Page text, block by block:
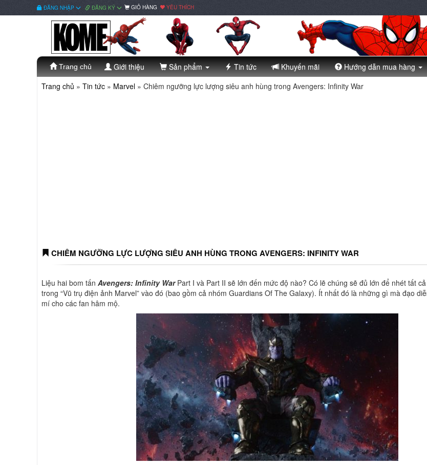
ĐĂNG NHẬP ĐĂNG KÝ GIỎ HÀNG YÊU THÍCH
Trang chủ Giới thiệu Sản phẩm Tin tức Khuyến mãi Hướng dẫn mua hàng
Trang chủ » Tin tức » Marvel » Chiêm ngưỡng lực lượng siêu anh hùng trong Avengers: Infinity War
CHIÊM NGƯỠNG LỰC LƯỢNG SIÊU ANH HÙNG TRONG AVENGERS: INFINITY WAR
Liệu hai bom tấn Avengers: Infinity WarPart I và Part II sẽ lớn đến mức độ nào? Có lẽ chúng sẽ đủ lớn để nhét tất
trong “Vũ trụ điện ảnh Marvel” vào đó (bao gồm cả nhóm Guardians Of The Galaxy). Ít nhất đó là những gì mà đạo
mí cho các fan hâm mộ.